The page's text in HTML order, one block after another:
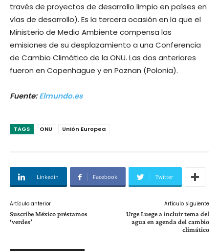
través de proyectos de desarrollo limpio en países en
vías de desarrollo). Es la tercera ocasión en la que el
Ministerio de Medio Ambiente compensa las
emisiones de su desplazamiento a una Conferencia
de Cambio Climático de la ONU. Las dos anteriores
fueron en Copenhague y en Poznan (Polonia).
Fuente:Elmundo.es
TAGS ONU Unión Europea
Linkedin Facebook Twitter
Artículo anterior
Suscribe México préstamos
‘verdes’
Artículo siguiente
Urge Luege a incluir tema del
agua en agenda del cambio
climático